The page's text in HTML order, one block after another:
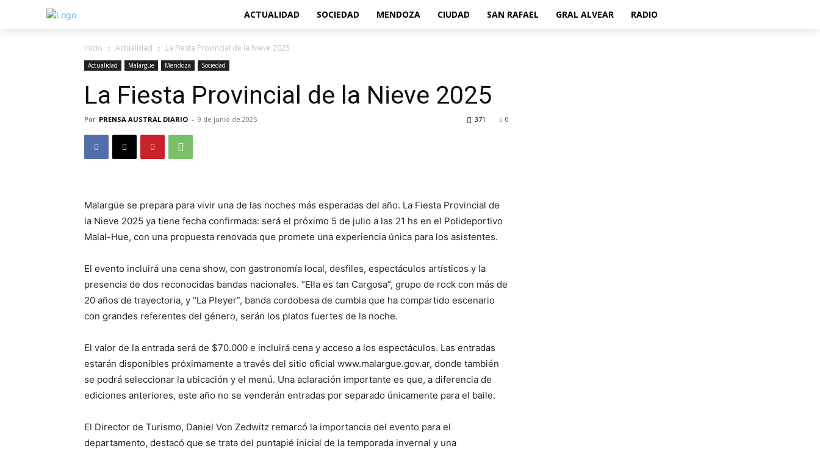
ACTUALIDAD SOCIEDAD MENDOZA CIUDAD SAN RAFAEL GRAL ALVEAR RADIO
Inicio Actualidad La Fiesta Provincial de la Nieve 2025
Actualidad Malargüe Mendoza Sociedad
La Fiesta Provincial de la Nieve 2025
Por PRENSA AUSTRAL DIARIO - 9 de junio de 2025 0
371
Malargüe se prepara para vivir una de las noches más esperadas del año. La Fiesta Provincial de
la Nieve 2025 ya tiene fecha confirmada: será el próximo 5 de julio a las 21 hs en el Polideportivo
Malal-Hue, con una propuesta renovada que promete una experiencia única para los asistentes.
El evento incluirá una cena show, con gastronomía local, desfiles, espectáculos artísticos y la
presencia de dos reconocidas bandas nacionales. “Ella es tan Cargosa”, grupo de rock con más de
20 años de trayectoria, y “La Pleyer”, banda cordobesa de cumbia que ha compartido escenario
con grandes referentes del género, serán los platos fuertes de la noche.
El valor de la entrada será de $70.000 e incluirá cena y acceso a los espectáculos. Las entradas
estarán disponibles próximamente a través del sitio oficial www.malargue.gov.ar, donde también
se podrá seleccionar la ubicación y el menú. Una aclaración importante es que, a diferencia de
ediciones anteriores, este año no se venderán entradas por separado únicamente para el baile.
El Director de Turismo, Daniel Von Zedwitz remarcó la importancia del evento para el
departamento, destacó que se trata del puntapié inicial de la temporada invernal y una